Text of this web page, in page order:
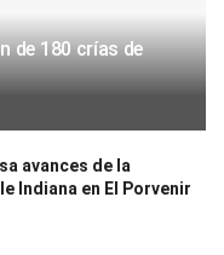
de 180 crías de
avances de la
Indiana en El Porvenir